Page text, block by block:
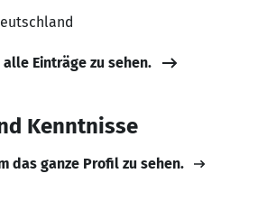
alle Einträge zu sehen.
Kenntnisse
das ganze Profil zu sehen.